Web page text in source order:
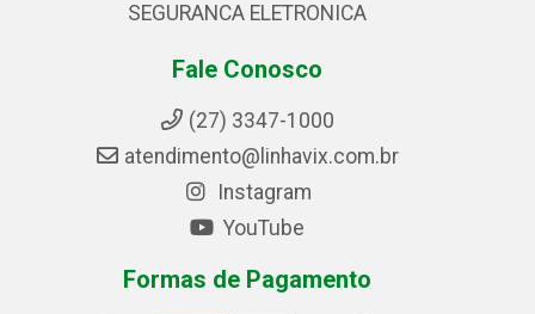
SEGURANCA ELETRONICA
Fale Conosco
(27) 3347-1000
atendimento@linhavix.com.br
Instagram
YouTube
Formas de Pagamento